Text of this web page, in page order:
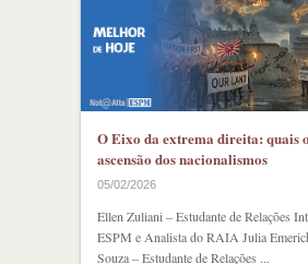
O Eixo da extrema direita: quais
ascensão dos nacionalismos
05/02/2026
Ellen Zuliani – Estudante de Relações
ESPM e Analista do RAIA Julia
Souza – Estudante de Relações ...